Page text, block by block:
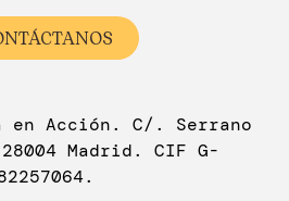
en Acción. C/. Serrano
Madrid. CIF G-